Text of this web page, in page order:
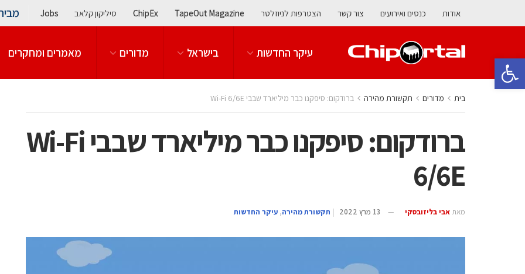
פתח סרגל נגישות
אודות כנסים ואירועים צור קשר הצטרפות לניוזלטר TapeOut Magazine
ChipEx סיליקון קלאב Jobs
עיקר החדשות בישראל מדורים מאמרים ומחקרים
בית מדורים תקשורת מהירה ברודקום: סיפקנו כבר מיליארד שבבי Wi-Fi 6/6E
ברודקום: סיפקנו כבר מיליארד שבבי Wi-Fi
6/6E
מאת אבי בליזובסקי 13 מרץ 2022 | תקשורת מהירה, עיקר החדשות